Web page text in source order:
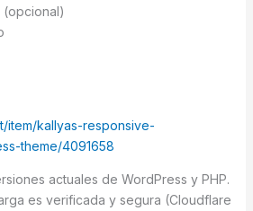
(opcional)
item/kallyas-responsive-
theme/4091658
actuales de WordPress y PHP.
es verificada y segura (Cloudflare